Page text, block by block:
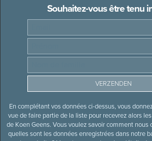
Souhaitez-vous être tenu
En complétant vos données ci-dessus, vous
vue de faire partie de la liste pour recevrez alors
de Koen Geens. Vous voulez savoir comment nous
quelles sont les données enregistrées dans notre